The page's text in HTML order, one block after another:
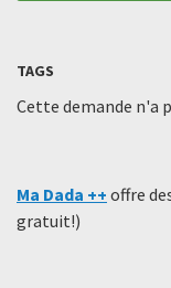
TAGS
Cette demande n'a
Ma Dada ++ offre
gratuit!)